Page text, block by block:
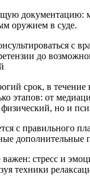
документацию:
оружием в суде.
до
срок, в
этапов: от
но и
с правильного
дополнительные
стресс и
техники